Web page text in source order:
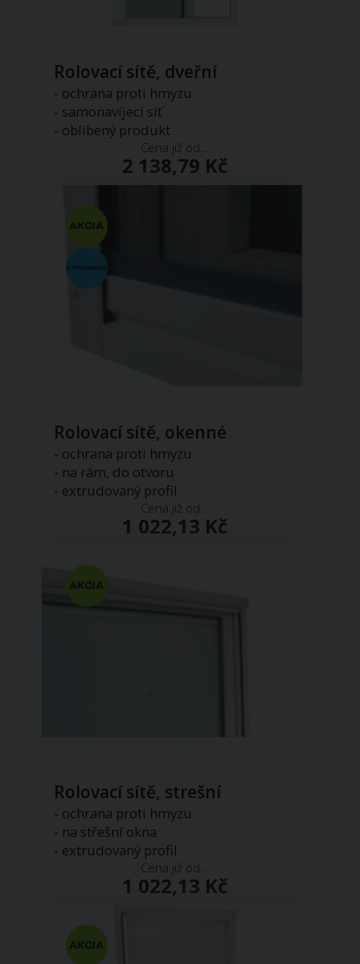
Rolovací sítě, dveřní
- ochrana proti hmyzu
- samonavíjecí síť
- oblíbený produkt
Cena již od...
2 138,79 Kč
Rolovací sítě, okenné
- ochrana proti hmyzu
- na rám, do otvoru
- extrudovaný profil
Cena již od...
1 022,13 Kč
Rolovací sítě, strešní
- ochrana proti hmyzu
- na střešní okna
- extrudovaný profil
Cena již od...
1 022,13 Kč